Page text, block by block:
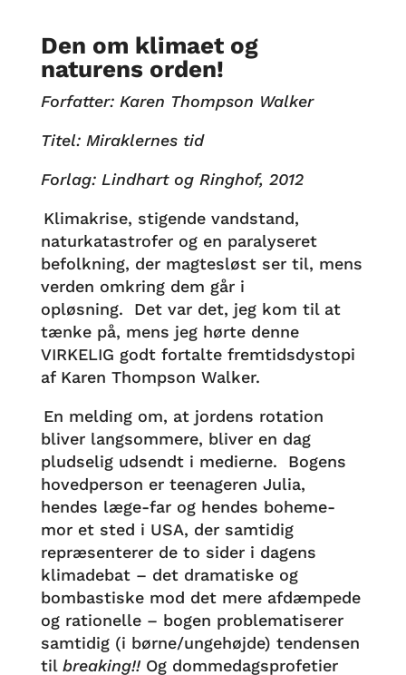
Den om klimaet og
naturens orden!
Forfatter: Karen Thompson Walker
Titel: Miraklernes tid
Forlag: Lindhart og Ringhof, 2012
Klimakrise, stigende vandstand,
naturkatastrofer og en paralyseret
befolkning, der magtesløst ser til, mens
verden omkring dem går i
opløsning. Det var det, jeg kom til at
tænke på, mens jeg hørte denne
VIRKELIG godt fortalte fremtidsdystopi
af Karen Thompson Walker.
En melding om, at jordens rotation
bliver langsommere, bliver en dag
pludselig udsendt i medierne. Bogens
hovedperson er teenageren Julia,
hendes læge-far og hendes boheme-
mor et sted i USA, der samtidig
repræsenterer de to sider i dagens
klimadebat – det dramatiske og
bombastiske mod det mere afdæmpede
og rationelle – bogen problematiserer
samtidig (i børne/ungehøjde) tendensen
til breaking!! Og dommedagsprofetier